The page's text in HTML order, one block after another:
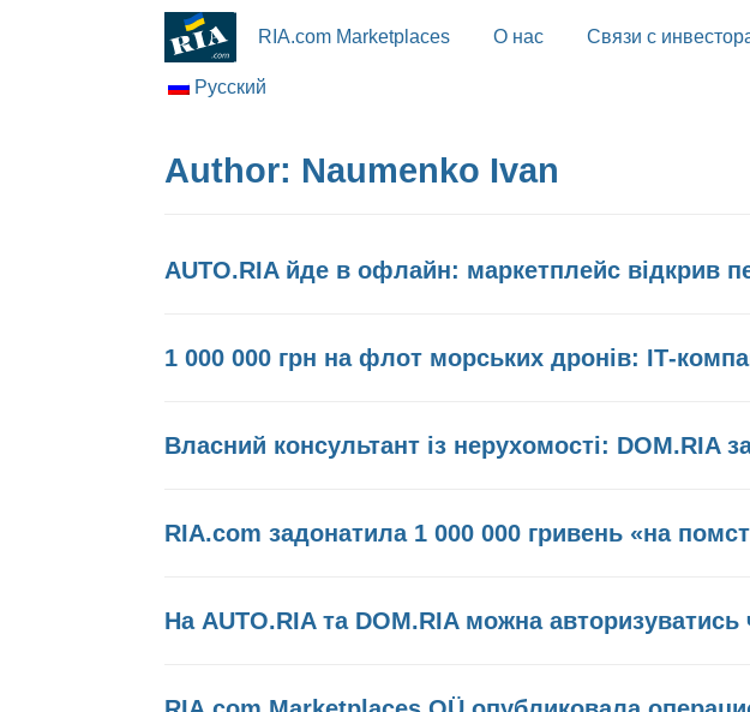
RIA.com Marketplaces О нас Связи с
Русский
Author: Naumenko Ivan
AUTO.RIA йде в офлайн: маркетплейс відкрив
1 000 000 грн на флот морських дронів: ІТ-
Власний консультант із нерухомості: DOM.RIA
RIA.com задонатила 1 000 000 гривень «на
На AUTO.RIA та DOM.RIA можна авторизуватись